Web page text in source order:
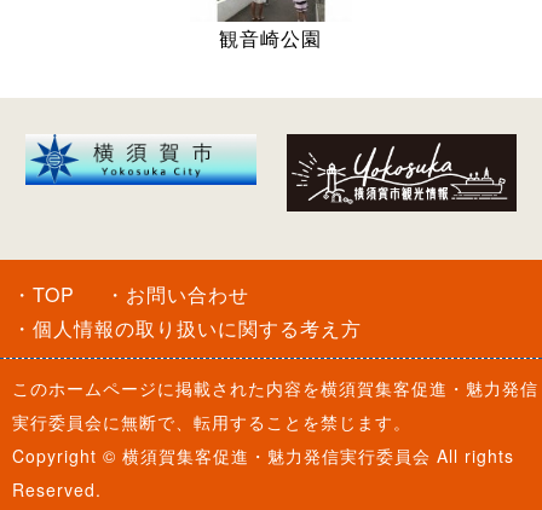
観音崎公園
・TOP
・お問い合わせ
・個人情報の取り扱いに関する考え方
このホームページに掲載された内容を横須賀集客促進・魅力発信
実行委員会に無断で、転用することを禁じます。
Copyright © 横須賀集客促進・魅力発信実行委員会 All rights
Reserved.